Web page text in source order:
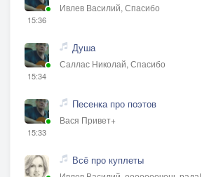
15:36
Ивлев Василий, Спасибо
15:34
Душа
Саллас Николай, Спасибо
15:33
Песенка про поэтов
Вася Привет+
Всё про куплеты